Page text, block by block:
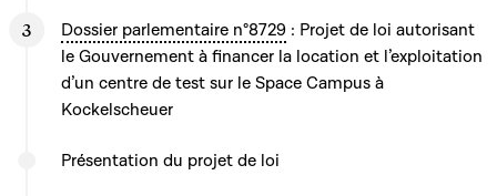
Dossier parlementaire n°8729 : Projet de loi autorisant
le Gouvernement à financer la location et l’exploitation
d’un centre de test sur le Space Campus à
Kockelscheuer
Présentation du projet de loi